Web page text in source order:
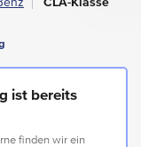
CLA-Klasse
ist bereits
finden wir ein